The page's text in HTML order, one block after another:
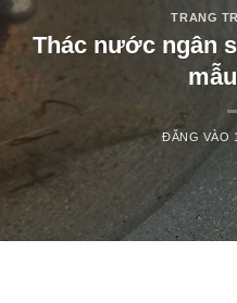
TRANG
Thác nước ngân
ĐĂNG VÀO